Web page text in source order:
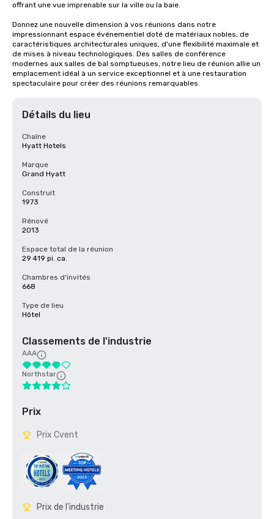
offrant une vue imprenable sur la ville ou la baie.
Donnez une nouvelle dimension à vos réunions dans notre
impressionnant espace événementiel doté de matériaux nobles, de
caractéristiques architecturales uniques, d'une flexibilité maximale et
de mises à niveau technologiques. Des salles de conférence
modernes aux salles de bal somptueuses, notre lieu de réunion allie un
emplacement idéal à un service exceptionnel et à une restauration
spectaculaire pour créer des réunions remarquables.
Détails du lieu
Chaîne
Hyatt Hotels
Marque
Grand Hyatt
Construit
1973
Rénové
2013
Espace total de la réunion
29 419 pi. ca.
Chambres d'invités
668
Type de lieu
Hôtel
Classements de l'industrie
AAA
Northstar
Prix
Prix Cvent
Prix de l'industrie